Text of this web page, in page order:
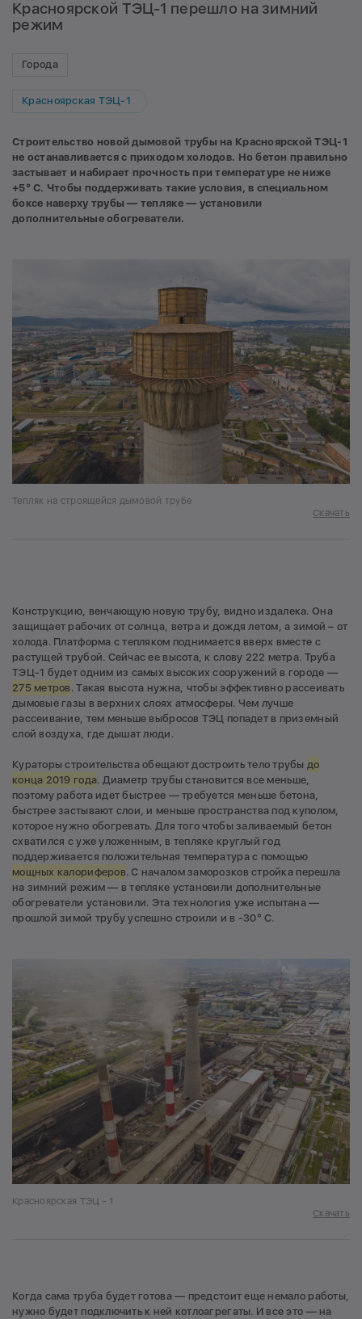
Красноярской ТЭЦ-1 перешло на зимний
режим
Города
Красноярская ТЭЦ-1
Строительство новой дымовой трубы на Красноярской ТЭЦ-1
не останавливается с приходом холодов. Но бетон правильно
застывает и набирает прочность при температуре не ниже
+5° С. Чтобы поддерживать такие условия, в специальном
боксе наверху трубы — тепляке — установили
дополнительные обогреватели.
Тепляк на строящейся дымовой трубе
Скачать
Конструкцию, венчающую новую трубу, видно издалека. Она
защищает рабочих от солнца, ветра и дождя летом, а зимой – от
холода. Платформа с тепляком поднимается вверх вместе с
растущей трубой. Сейчас ее высота, к слову 222 метра. Труба
ТЭЦ-1 будет одним из самых высоких сооружений в городе —
275 метров . Такая высота нужна, чтобы эффективно рассеивать
дымовые газы в верхних слоях атмосферы. Чем лучше
рассеивание, тем меньше выбросов ТЭЦ попадет в приземный
слой воздуха, где дышат люди.
Кураторы строительства обещают достроить тело трубыдо
конца 2019 года. Диаметр трубы становится все меньше,
поэтому работа идет быстрее — требуется меньше бетона,
быстрее застывают слои, и меньше пространства под куполом,
которое нужно обогревать. Для того чтобы заливаемый бетон
схватился с уже уложенным, в тепляке круглый год
поддерживается положительная температура с помощью
мощных калориферов. С началом заморозков стройка перешла
на зимний режим — в тепляке установили дополнительные
обогреватели установили. Эта технология уже испытана —
прошлой зимой трубу успешно строили и в -30° С.
Красноярская ТЭЦ - 1
Скачать
Когда сама труба будет готова — предстоит еще немало работы,
нужно будет подключить к ней котлоагрегаты. И все это — на